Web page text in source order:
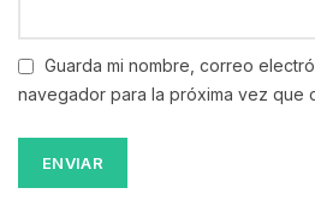
Guarda mi nombre, correo
navegador para la próxima vez que